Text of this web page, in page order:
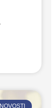
NOVOSTI